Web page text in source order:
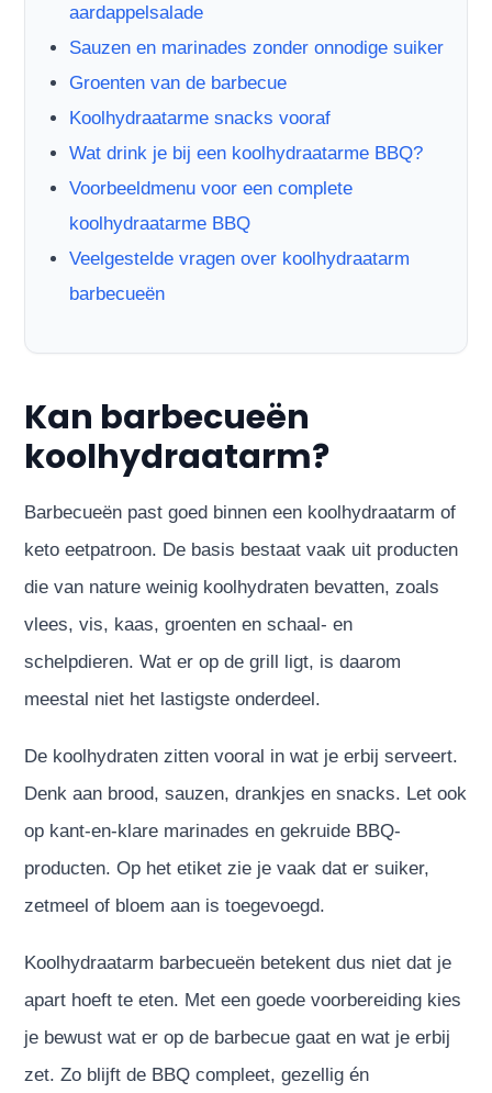
aardappelsalade
Sauzen en marinades zonder onnodige suiker
Groenten van de barbecue
Koolhydraatarme snacks vooraf
Wat drink je bij een koolhydraatarme BBQ?
Voorbeeldmenu voor een complete
koolhydraatarme BBQ
Veelgestelde vragen over koolhydraatarm
barbecueën
Kan barbecueën
koolhydraatarm?
Barbecueën past goed binnen een koolhydraatarm of
keto eetpatroon. De basis bestaat vaak uit producten
die van nature weinig koolhydraten bevatten, zoals
vlees, vis, kaas, groenten en schaal- en
schelpdieren. Wat er op de grill ligt, is daarom
meestal niet het lastigste onderdeel.
De koolhydraten zitten vooral in wat je erbij serveert.
Denk aan brood, sauzen, drankjes en snacks. Let ook
op kant-en-klare marinades en gekruide BBQ-
producten. Op het etiket zie je vaak dat er suiker,
zetmeel of bloem aan is toegevoegd.
Koolhydraatarm barbecueën betekent dus niet dat je
apart hoeft te eten. Met een goede voorbereiding kies
je bewust wat er op de barbecue gaat en wat je erbij
zet. Zo blijft de BBQ compleet, gezellig én